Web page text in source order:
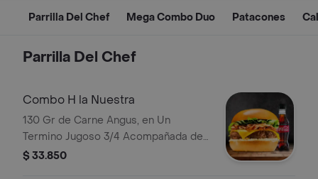
Parrilla Del Chef Mega Combo Duo Patacones
Parrilla Del Chef
Combo H la Nuestra
130 Gr de Carne Angus, en Un
Termino Jugoso 3/4 Acompañada de
Queso Cheddar, Lechuga y Tocineta
$ 33.850